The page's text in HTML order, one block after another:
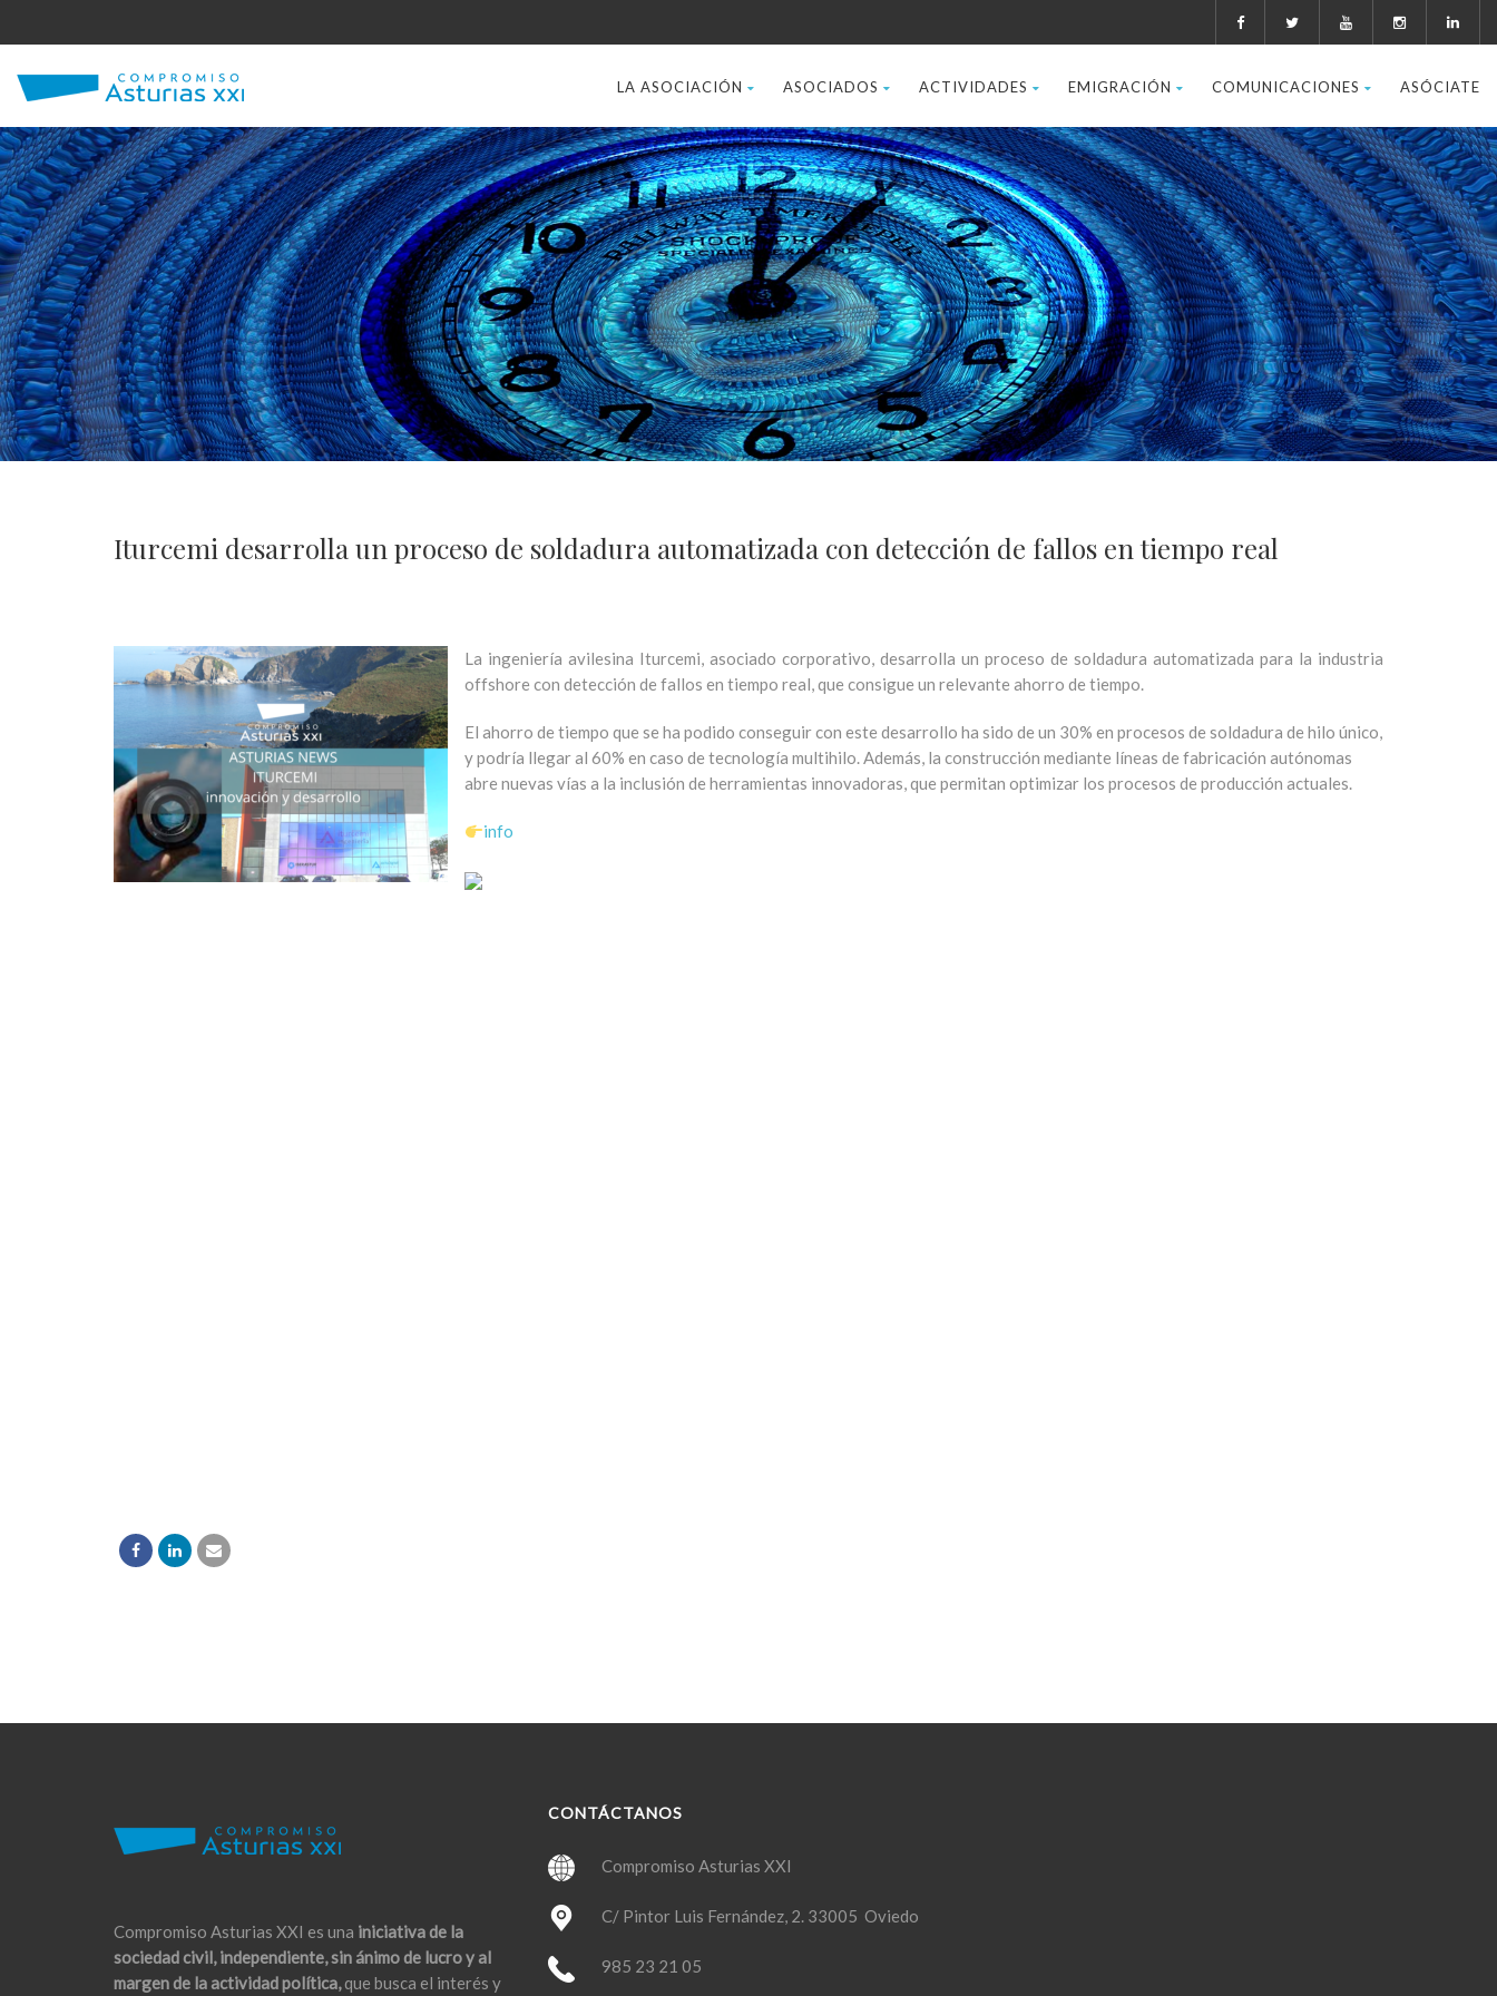
LA ASOCIACIÓN ASOCIADOS ACTIVIDADES EMIGRACIÓN COMUNICACIONES ASÓCIATE
Iturcemi desarrolla un proceso de soldadura automatizada con detección de fallos en tiempo real
La ingeniería avilesina Iturcemi, asociado corporativo, desarrolla un proceso de soldadura automatizada para la industria
offshore con detección de fallos en tiempo real, que consigue un relevante ahorro de tiempo.
El ahorro de tiempo que se ha podido conseguir con este desarrollo ha sido de un 30% en procesos de soldadura de hilo único,
y podría llegar al 60% en caso de tecnología multihilo. Además, la construcción mediante líneas de fabricación autónomas
abre nuevas vías a la inclusión de herramientas innovadoras, que permitan optimizar los procesos de producción actuales.
info
Compromiso Asturias XXI es una iniciativa de la
sociedad civil, independiente, sin ánimo de lucro y al
margen de la actividad política,que busca el interés y
CONTÁCTANOS
Compromiso Asturias XXI
C/ Pintor Luis Fernández, 2. 33005 Oviedo
985 23 21 05